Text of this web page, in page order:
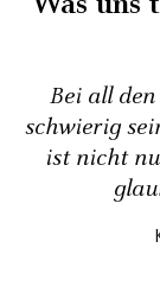
Bei all
schwierig
ist nicht